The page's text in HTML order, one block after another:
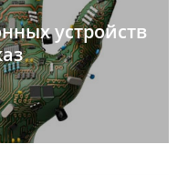
устройств